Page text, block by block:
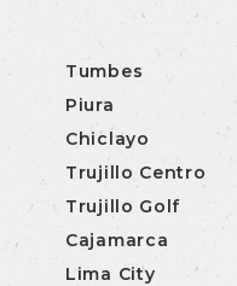
Tumbes
Piura
Chiclayo
Trujillo Centro
Trujillo Golf
Cajamarca
Lima City